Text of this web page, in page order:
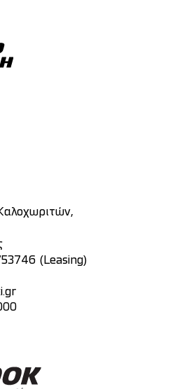
(Leasing)